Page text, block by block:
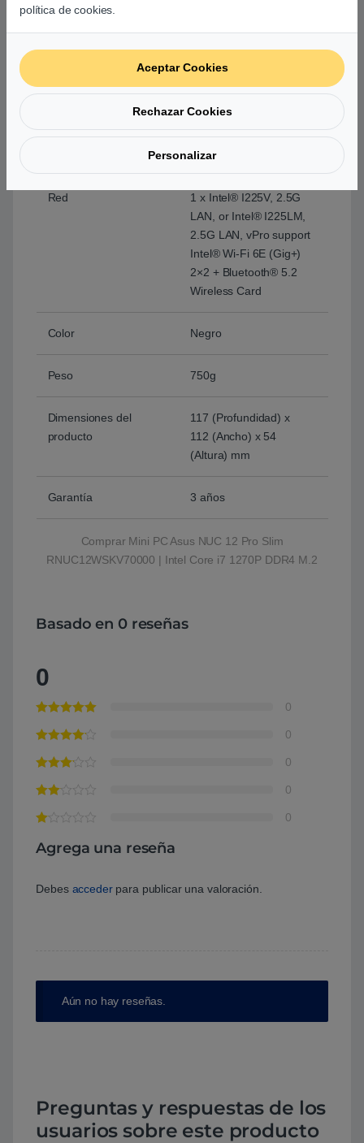
10Gbps)
4K@60Hz)
1 x 2.5G RJ45 LAN
1 x DC-in
Red
1 x Intel® I225V, 2.5G
LAN, or Intel® I225LM,
2.5G LAN, vPro support
Intel® Wi-Fi 6E (Gig+)
2×2 + Bluetooth® 5.2
Wireless Card
Color Negro
Peso 750g
Dimensiones del
producto
117 (Profundidad) x
112 (Ancho) x 54
(Altura) mm
Garantía 3 años
Comprar Mini PC Asus NUC 12 Pro Slim
RNUC12WSKV70000 | Intel Core i7 1270P DDR4 M.2
Basado en 0 reseñas
0
0
0
0
0
0
Agrega una reseña
Debes accederpara publicar una valoración.
Aún no hay reseñas.
Preguntas y respuestas de los
usuarios sobre este producto
política de cookies.
Aceptar Cookies
Rechazar Cookies
Personalizar